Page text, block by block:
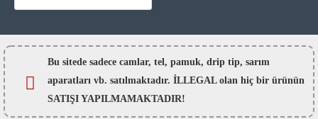
Bu sitede sadece camlar, tel, pamuk, drip tip, sarım
aparatları vb. satılmaktadır. İLLEGAL olan hiç bir ürünün
SATIŞI YAPILMAMAKTADIR!